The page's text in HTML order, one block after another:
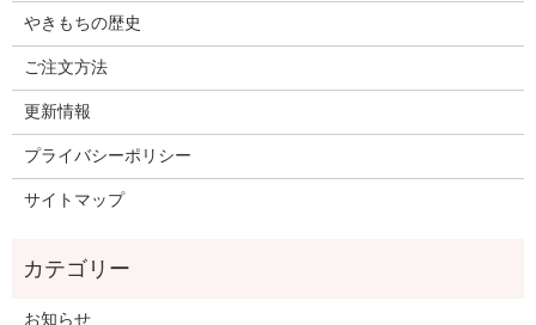
やきもちの歴史
ご注文方法
更新情報
プライバシーポリシー
サイトマップ
お知らせ